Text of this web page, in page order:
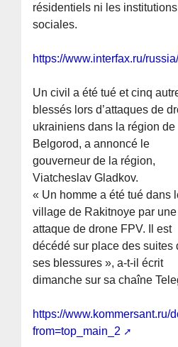
résidentiels ni les institutions
sociales.
https://www.interfax.ru/
Un civil a été tué et cinq
blessés lors d’attaques de
ukrainiens dans la région de
Belgorod, a annoncé le
gouverneur de la région,
Viatcheslav Gladkov.
« Un homme a été tué dans
village de Rakitnoye par une
attaque de drone FPV. Il est
décédé sur place des suites
ses blessures », a-t-il écrit
dimanche sur sa chaîne
https://www.kommersant.ru/
from=top_main_2